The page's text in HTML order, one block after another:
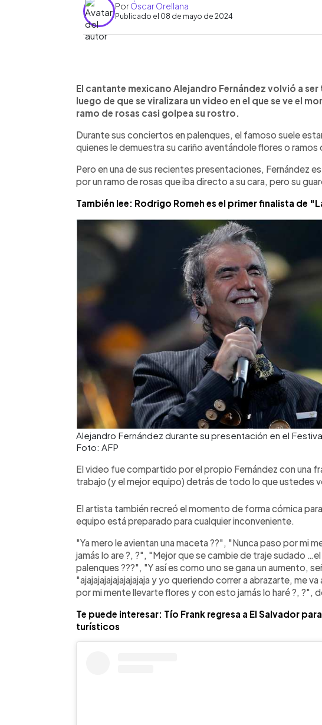
PorÓscar Orellana
Publicado el 08 de mayo de 2024
► Escuchar artículo
El cantante mexicano Alejandro Fernández volvió a
luego de que se viralizara un video en el que se ve el
ramo de rosas casi golpea su rostro.
Durante sus conciertos en palenques, el famoso suele
quienes le demuestra su cariño aventándole flores o ramos
Pero en una de sus recientes presentaciones, Fernández
por un ramo de rosas que iba directo a su cara, pero su
También lee: Rodrigo Romeh es el primer finalista de
Alejandro Fernández durante su presentación en el
Foto: AFP
El video fue compartido por el propio Fernández con una
trabajo (y el mejor equipo) detrás de todo lo que ustedes
El artista también recreó el momento de forma cómica
equipo está preparado para cualquier inconveniente.
"Ya mero le avientan una maceta ??", "Nunca paso por mi
jamás lo are ?, ?", "Mejor que se cambie de traje sudado
palenques ???", "Y así es como uno se gana un aumento,
"ajajajajajajajajajaja y yo queriendo correr a abrazarte, me
por mi mente llevarte flores y con esto jamás lo haré ?, ?",
Te puede interesar: Tío Frank regresa a El Salvador
turísticos